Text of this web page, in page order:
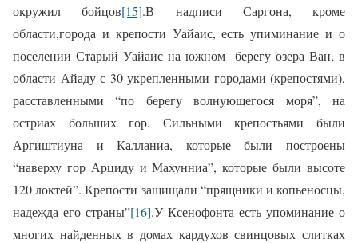
окружил бойцов[15].В надписи Саргона, кроме
области,города и крепости Уайаис, есть упиминание и о
поселении Старый Уайаис на южном берегу озера Ван, в
области Айаду с 30 укрепленными городами (крепостями),
расставленными “по берегу волнующегося моря”, на
остриах больших гор. Сильными крепостьями были
Аргиштиуна и Калланиа, которые были построены
“наверху гор Арциду и Махунниа”, которые были высоте
120 локтей”. Крепости защищали “прящники и копьеносцы,
надежда его страны”[16].У Ксенофонта есть упоминание о
многих найденных в домах кардухов свинцовых слитках